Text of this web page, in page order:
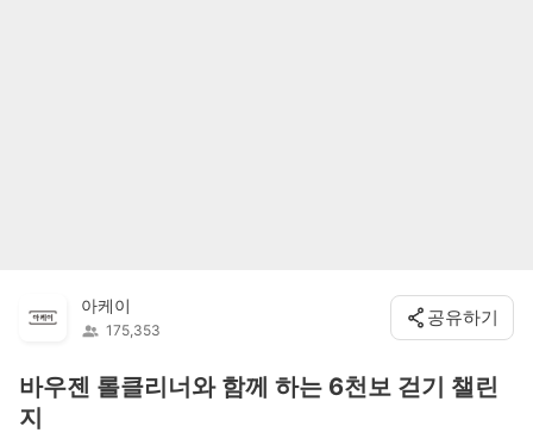
아케이
175,353
공유하기
바우젠 롤클리너와 함께 하는 6천보 걷기 챌린
지